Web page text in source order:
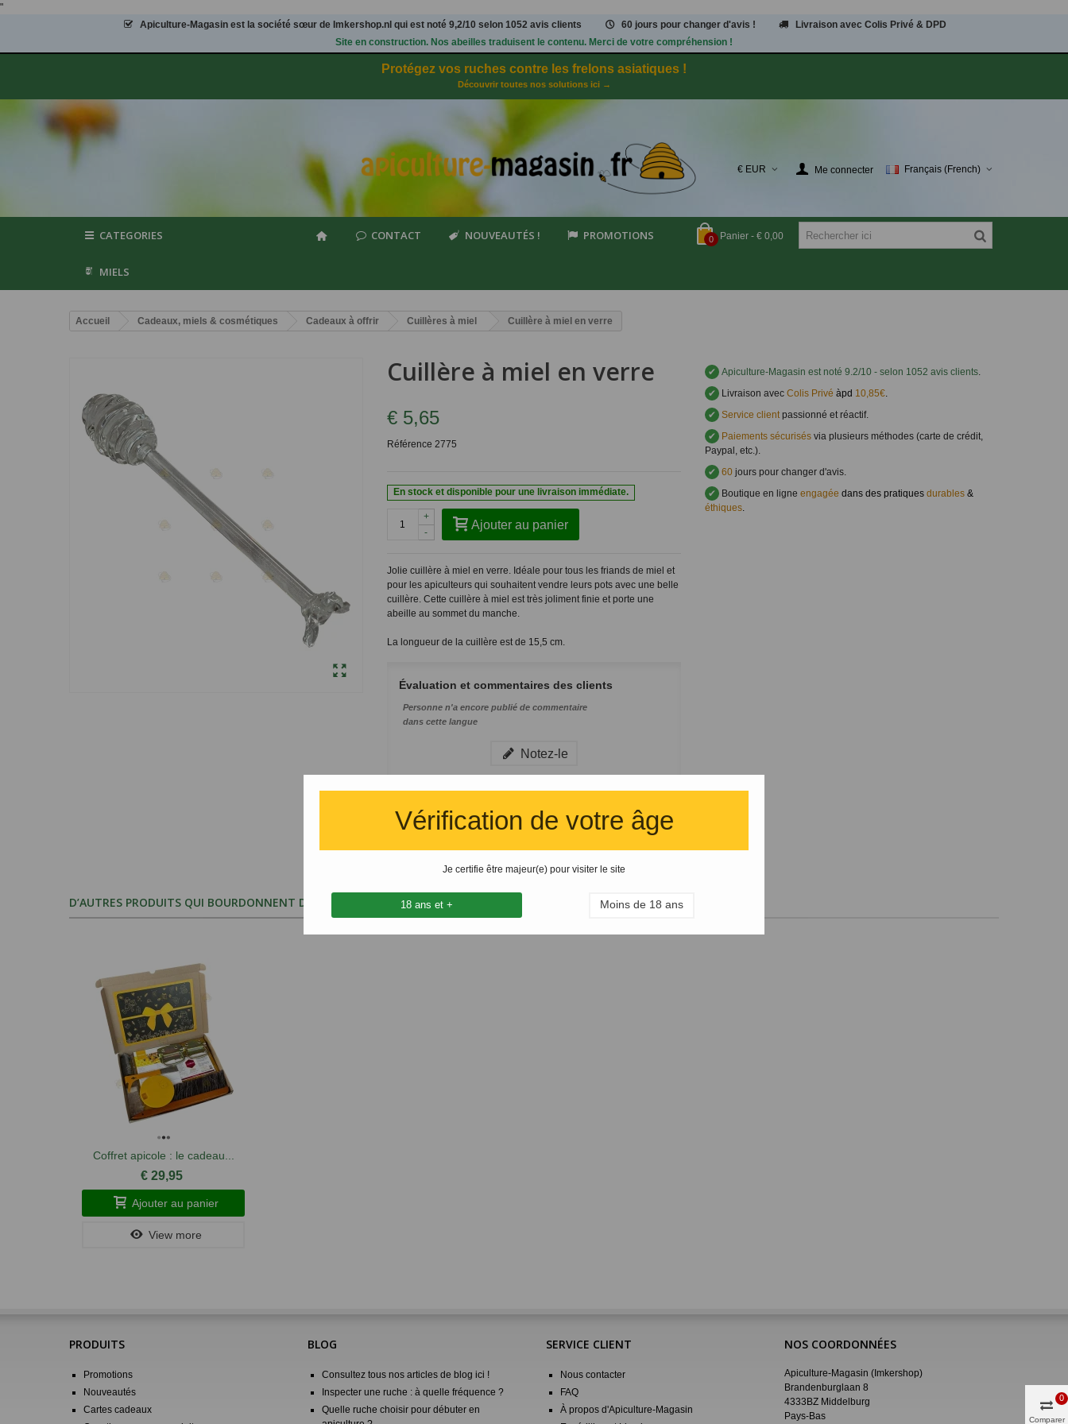
"
Apiculture-Magasin est la société sœur de Imkershop.nl qui est noté 9,2/10 selon 1052avis clients 60 jours pour changer d'avis !
Livraison avec Colis Privé & DPD
Site en construction. Nos abeilles traduisent le contenu. Merci de votre compréhension !
Protégez vos ruches contre les frelons asiatiques !
Découvrir toutes nos solutions ici →
€ EUR Me connecter
Vérification de votre âge
Je certifie être majeur(e) pour visiter le site
18 ans et + Moins de 18 ans
Français (French)
0 Panier - € 0,00
CATEGORIES CONTACT NOUVEAUTÉS ! PROMOTIONS
MIELS
Accueil Cadeaux, miels & cosmétiques Cadeaux à offrir Cuillères à miel Cuillère à miel en verre
Cuillère à miel en verre
€ 5,65
Référence 2775
En stock et disponible pour une livraison immédiate.
-
+
Ajouter au panier
Jolie cuillère à miel en verre. Idéale pour tous les friands de miel et
pour les apiculteurs qui souhaitent vendre leurs pots avec une belle
cuillère. Cette cuillère à miel est très joliment finie et porte une
abeille au sommet du manche.
La longueur de la cuillère est de 15,5 cm.
Évaluation et commentaires des clients
Personne n'a encore publié de commentaire
dans cette langue
Notez-le
Ajouter l'article au tableau de comparaison
✔ Apiculture-Magasin est noté 9.2/10 - selon 1052 avis clients.
✔ Livraison avecColis Privé àpd 10,85€.
✔ Service clientpassionné et réactif.
✔ Paiements sécurisésvia plusieurs méthodes (carte de crédit,
Paypal, etc.).
✔ 60jours pour changer d'avis.
✔ Boutique en ligne engagée dans des pratiques durables&
éthiques.
D’AUTRES PRODUITS QUI BOURDONNENT D’INTÉRÊT :
Coffret apicole : le cadeau...
€ 29,95
Ajouter au panier
View more
PRODUITS
Promotions
Nouveautés
Cartes cadeaux
BLOG
Consultez tous nos articles de blog ici !
Inspecter une ruche : à quelle fréquence ?
Quelle ruche choisir pour débuter en
SERVICE CLIENT
Nous contacter
FAQ
À propos d'Apiculture-Magasin
NOS COORDONNÉES
Apiculture-Magasin (Imkershop)
Brandenburglaan 8
4333BZ Middelburg
Pays-Bas
Comparer
0